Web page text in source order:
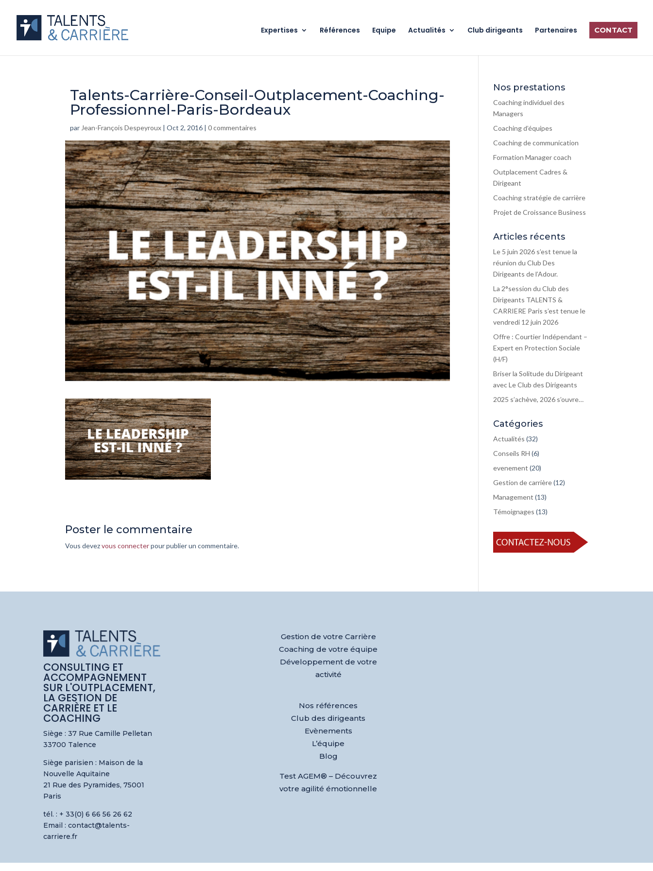
Expertises Références Equipe Actualités Club dirigeants Partenaires CONTACT
Talents-Carrière-Conseil-Outplacement-Coaching-
Professionnel-Paris-Bordeaux
par Jean-François Despeyroux |Oct 2, 2016 |0 commentaires
Poster le commentaire
Vous devezvous connecterpour publier un commentaire.
Nos prestations
Coaching individuel des
Managers
Coaching d’équipes
Coaching de communication
Formation Manager coach
Outplacement Cadres &
Dirigeant
Coaching stratégie de carrière
Projet de Croissance Business
Articles récents
Le 5 juin 2026 s’est tenue la
réunion du Club Des
Dirigeants de l’Adour.
La 2°session du Club des
Dirigeants TALENTS &
CARRIERE Paris s’est tenue le
vendredi 12 juin 2026
Offre : Courtier Indépendant –
Expert en Protection Sociale
(H/F)
Briser la Solitude du Dirigeant
avec Le Club des Dirigeants
2025 s’achève, 2026 s’ouvre…
Catégories
Actualités (32)
Conseils RH (6)
evenement (20)
Gestion de carrière(12)
Management (13)
Témoignages (13)
CONSULTING ET
ACCOMPAGNEMENT
SUR L'OUTPLACEMENT,
LA GESTION DE
CARRIÈRE ET LE
COACHING
Siège : 37 Rue Camille Pelletan
33700 Talence
Siège parisien : Maison de la
Nouvelle Aquitaine
21 Rue des Pyramides, 75001
Paris
tél. : + 33(0) 6 66 56 26 62
Email : contact@talents-
carriere.fr
Gestion de votre Carrière
Coaching de votre équipe
Développement de votre
activité
Nos références
Club des dirigeants
Evènements
L’équipe
Blog
Test AGEM® – Découvrez
votre agilité émotionnelle